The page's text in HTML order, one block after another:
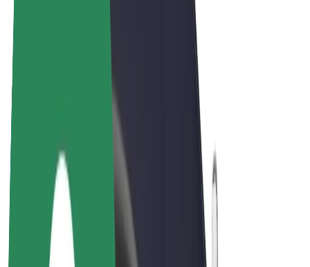
Ingresos de conductor/a
Repartidores
Ingresos de repartidor
Comercios de Bolt Food
Flotas